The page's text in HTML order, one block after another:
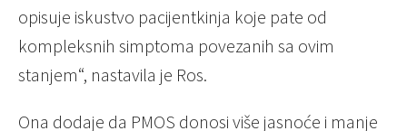
opisuje iskustvo pacijentkinja koje pate od
kompleksnih simptoma povezanih sa ovim
stanjem“, nastavila je Ros.
Ona dodaje da PMOS donosi više jasnoće i manje